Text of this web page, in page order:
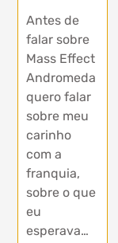
Antes de
falar sobre
Mass Effect
Andromeda
quero falar
sobre meu
carinho
com a
franquia,
sobre o que
eu
esperava…